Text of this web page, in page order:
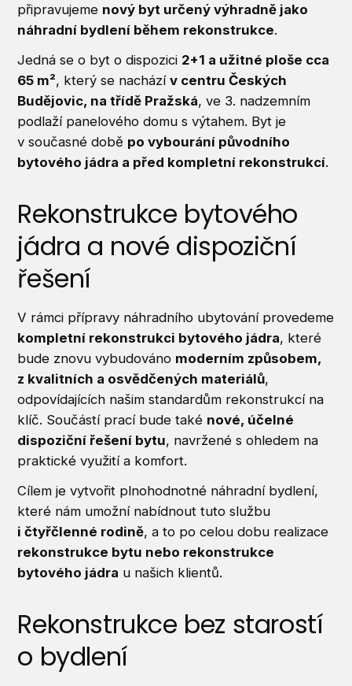
připravujeme nový byt určený výhradně jako
náhradní bydlení během rekonstrukce.
Jedná se o byt o dispozici 2+1 a užitné ploše cca
65 m², který se nacházív centru Českých
Budějovic, na třídě Pražská, ve 3. nadzemním
podlaží panelového domu s výtahem. Byt je
v současné době po vybourání původního
bytového jádra a před kompletní rekonstrukcí.
Rekonstrukce bytového
jádra a nové dispoziční
řešení
V rámci přípravy náhradního ubytování provedeme
kompletní rekonstrukci bytového jádra, které
bude znovu vybudováno moderním způsobem,
z kvalitních a osvědčených materiálů,
odpovídajících našim standardům rekonstrukcí na
klíč. Součástí prací bude také nové, účelné
dispoziční řešení bytu, navržené s ohledem na
praktické využití a komfort.
Cílem je vytvořit plnohodnotné náhradní bydlení,
které nám umožní nabídnout tuto službu
i čtyřčlenné rodině, a to po celou dobu realizace
rekonstrukce bytu nebo rekonstrukce
bytového jádra u našich klientů.
Rekonstrukce bez starostí
o bydlení